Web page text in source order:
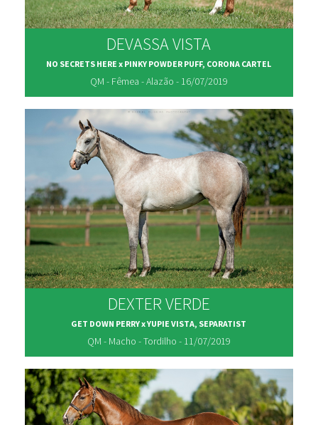
DEVASSA VISTA
NO SECRETS HERE x PINKY POWDER PUFF, CORONA CARTEL
QM - Fêmea - Alazão - 16/07/2019
DEXTER VERDE
GET DOWN PERRY x YUPIE VISTA, SEPARATIST
QM - Macho - Tordilho - 11/07/2019